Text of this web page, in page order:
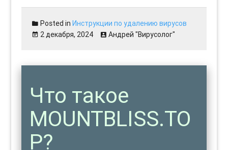
Posted inИнструкции по удалению вирусов
2 декабря, 2024
Андрей "Вирусолог"
Что такое
MOUNTBLISS.TO
P?